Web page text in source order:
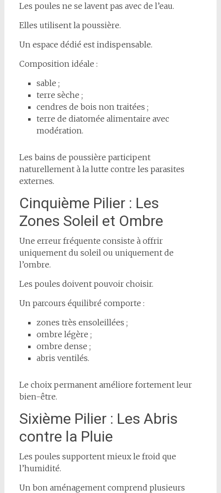
Les poules ne se lavent pas avec de l’eau.
Elles utilisent la poussière.
Un espace dédié est indispensable.
Composition idéale :
sable ;
terre sèche ;
cendres de bois non traitées ;
terre de diatomée alimentaire avec
modération.
Les bains de poussière participent
naturellement à la lutte contre les parasites
externes.
Cinquième Pilier : Les
Zones Soleil et Ombre
Une erreur fréquente consiste à offrir
uniquement du soleil ou uniquement de
l’ombre.
Les poules doivent pouvoir choisir.
Un parcours équilibré comporte :
zones très ensoleillées ;
ombre légère ;
ombre dense ;
abris ventilés.
Le choix permanent améliore fortement leur
bien-être.
Sixième Pilier : Les Abris
contre la Pluie
Les poules supportent mieux le froid que
l’humidité.
Un bon aménagement comprend plusieurs